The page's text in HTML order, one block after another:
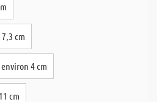
cm
4 cm
cm